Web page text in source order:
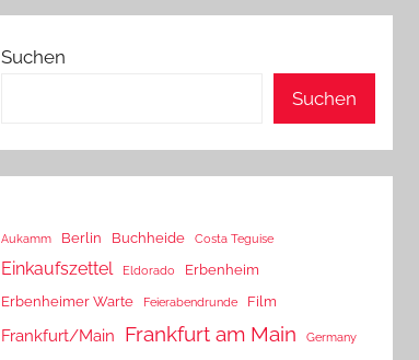
Suchen
Suchen
Aukamm Berlin Buchheide Costa Teguise
Einkaufszettel Eldorado
Erbenheim
Erbenheimer Warte
Feierabendrunde Film
Frankfurt/Main Frankfurt am Main Germany